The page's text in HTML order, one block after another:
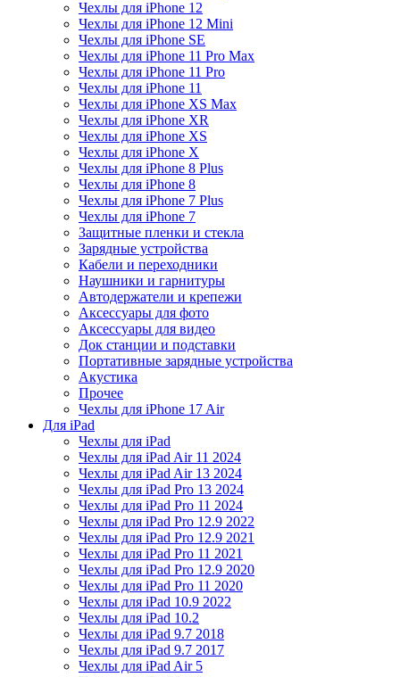
Чехлы для iPhone 12
Чехлы для iPhone 12 Mini
Чехлы для iPhone SE
Чехлы для iPhone 11 Pro Max
Чехлы для iPhone 11 Pro
Чехлы для iPhone 11
Чехлы для iPhone XS Max
Чехлы для iPhone XR
Чехлы для iPhone XS
Чехлы для iPhone X
Чехлы для iPhone 8 Plus
Чехлы для iPhone 8
Чехлы для iPhone 7 Plus
Чехлы для iPhone 7
Защитные пленки и стекла
Зарядные устройства
Кабели и переходники
Наушники и гарнитуры
Автодержатели и крепежи
Аксессуары для фото
Аксессуары для видео
Док станции и подставки
Портативные зарядные устройства
Акустика
Прочее
Чехлы для iPhone 17 Air
Для iPad
Чехлы для iPad
Чехлы для iPad Air 11 2024
Чехлы для iPad Air 13 2024
Чехлы для iPad Pro 13 2024
Чехлы для iPad Pro 11 2024
Чехлы для iPad Pro 12.9 2022
Чехлы для iPad Pro 12.9 2021
Чехлы для iPad Pro 11 2021
Чехлы для iPad Pro 12.9 2020
Чехлы для iPad Pro 11 2020
Чехлы для iPad 10.9 2022
Чехлы для iPad 10.2
Чехлы для iPad 9.7 2018
Чехлы для iPad 9.7 2017
Чехлы для iPad Air 5